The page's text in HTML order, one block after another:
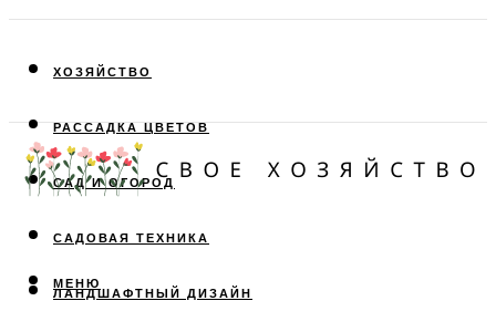
ХОЗЯЙСТВО
РАССАДКА ЦВЕТОВ
САД И ОГОРОД
САДОВАЯ ТЕХНИКА
ЛАНДШАФТНЫЙ ДИЗАЙН
МЕНЮ